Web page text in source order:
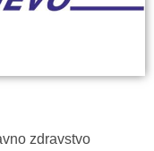
zdravstvo